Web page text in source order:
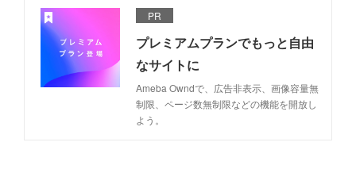
PR
プレミアムプランでもっと自由
なサイトに
Ameba Owndで、広告非表示、画像容量無
制限、ページ数無制限などの機能を開放し
よう。